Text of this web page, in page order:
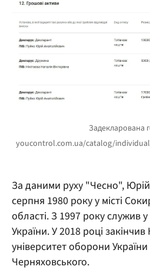
За даними руху "Чесно",
серпня 1980 року у місті
області. З 1997 року служив
України. У 2018 році
університет оборони України
Черняховського.